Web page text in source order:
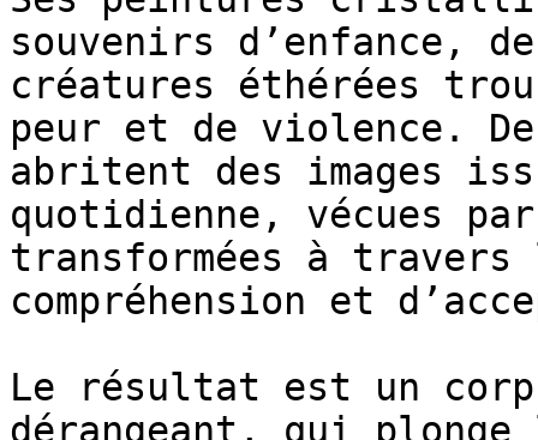
souvenirs d’enfance,
créatures éthérées
peur et de violence.
abritent des images
quotidienne, vécues
transformées à travers
compréhension et
Le résultat est un
dérangeant, qui plonge